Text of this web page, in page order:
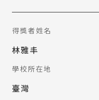
得獎者姓名
林雅丰
學校所在地
臺灣